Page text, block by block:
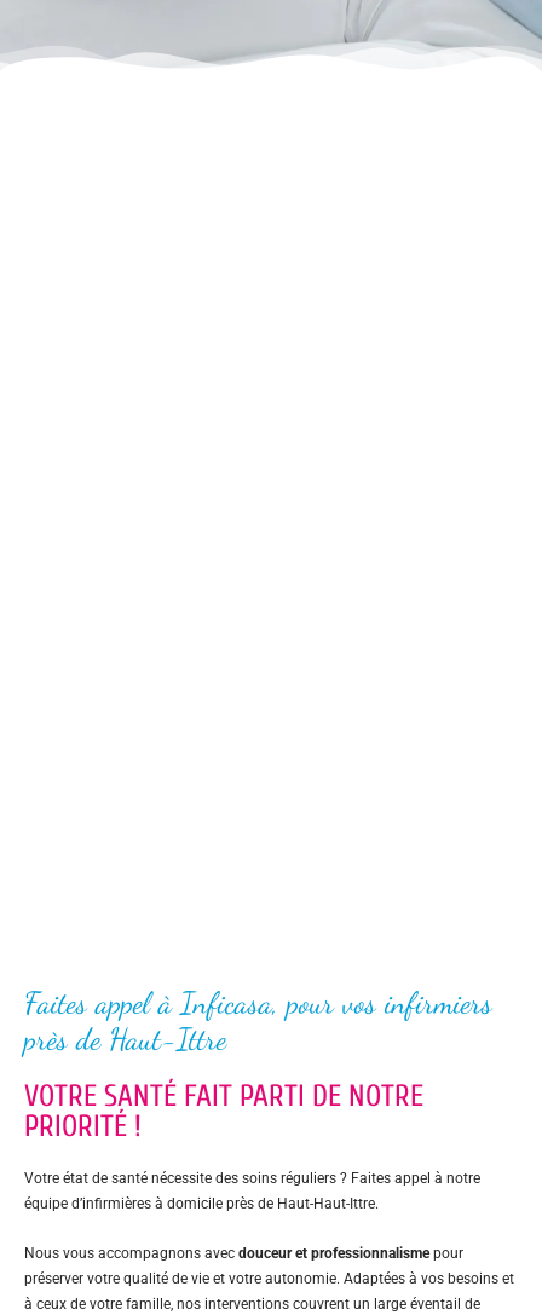
Faites appel à Inficasa, pour vos infirmiers
près de Haut-Ittre
VOTRE SANTÉ FAIT PARTI DE NOTRE
PRIORITÉ !
Votre état de santé nécessite des soins réguliers ? Faites appel à notre
équipe d’infirmières à domicile près de Haut-Haut-Ittre.
Nous vous accompagnons avec douceur et professionnalismepour
préserver votre qualité de vie et votre autonomie. Adaptées à vos besoins et
à ceux de votre famille, nos interventions couvrent un large éventail de